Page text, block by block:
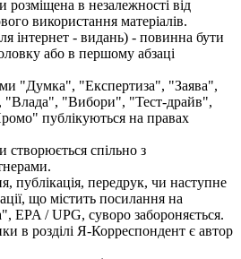
в незалежності від
використання матеріалів.
інтернет - видань) - повинна бути
або в першому абзаці
"Думка", "Експертиза", "Заява",
"Влада", "Вибори", "Тест-драйв",
публікуються на правах
створюється спільно з
публікація, передрук, чи наступне
що містить посилання на
EPA / UPG, суворо забороняється.
в розділі Я-Корреспондент є автор